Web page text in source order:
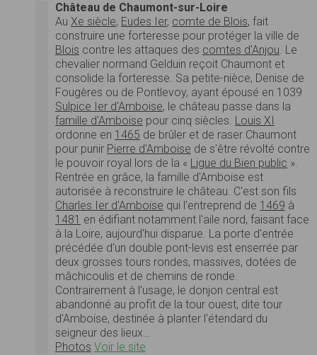
Château de Chaumont-sur-Loire
Au Xe siècle, Eudes Ier, comte de Blois, fait
construire une forteresse pour protéger la ville de
Blois contre les attaques des comtes d'Anjou. Le
chevalier normand Gelduin reçoit Chaumont et
consolide la forteresse. Sa petite-nièce, Denise de
Fougères ou de Pontlevoy, ayant épousé en 1039
Sulpice Ier d'Amboise, le château passe dans la
famille d'Amboise pour cinq siècles. Louis XI
ordonne en 1465 de brûler et de raser Chaumont
pour punir Pierre d'Amboise de s'être révolté contre
le pouvoir royal lors de la « Ligue du Bien public ».
Rentrée en grâce, la famille d'Amboise est
autorisée à reconstruire le château. C'est son fils
Charles Ier d'Amboise qui l'entreprend de 1469 à
1481 en édifiant notamment l'aile nord, faisant face
à la Loire, aujourd'hui disparue. La porte d'entrée
précédée d'un double pont-levis est enserrée par
deux grosses tours rondes, massives, dotées de
mâchicoulis et de chemins de ronde.
Contrairement à l'usage, le donjon central est
abandonné au profit de la tour ouest, dite tour
d'Amboise, destinée à planter l'étendard du
seigneur des lieux…
Photos Voir le site